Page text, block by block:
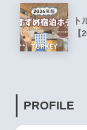
ト
【
PROFILE